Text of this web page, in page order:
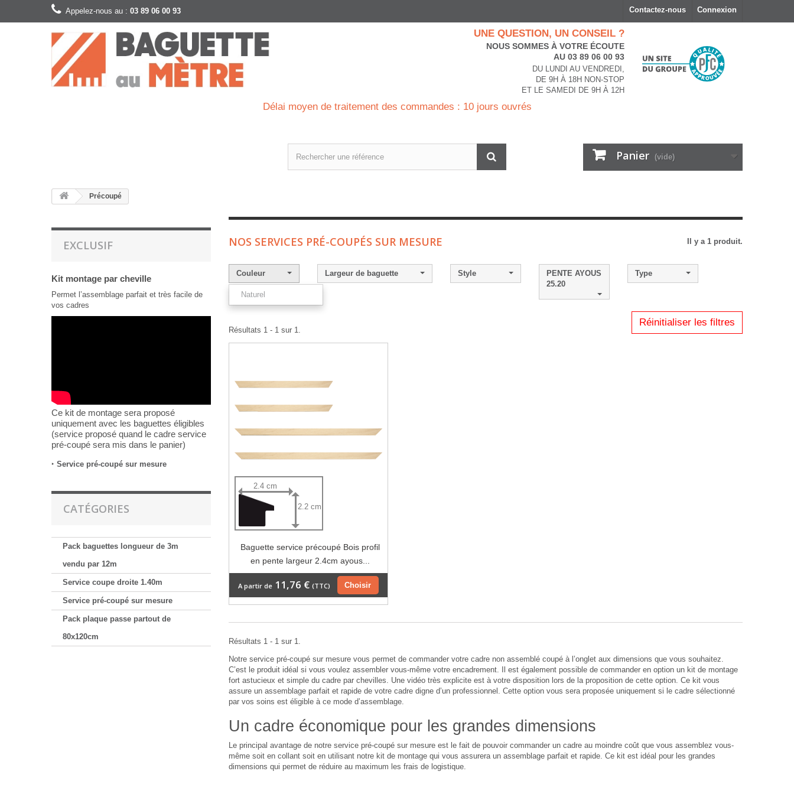
Connexion
Contactez-nous
Appelez-nous au : 03 89 06 00 93
UNE QUESTION, UN CONSEIL ?
NOUS SOMMES À VOTRE ÉCOUTE
AU 03 89 06 00 93
DU LUNDI AU VENDREDI,
DE 9H À 18H NON-STOP
ET LE SAMEDI DE 9H À 12H
Délai moyen de traitement des commandes : 10 jours ouvrés
Panier (vide)
Précoupé
EXCLUSIF
Kit montage par cheville
Permet l’assemblage parfait et très facile de
vos cadres
Ce kit de montage sera proposé
uniquement avec les baguettes éligibles
(service proposé quand le cadre service
pré-coupé sera mis dans le panier)
‣ Service pré-coupé sur mesure
CATÉGORIES
Pack baguettes longueur de 3m
vendu par 12m
Service coupe droite 1.40m
Service pré-coupé sur mesure
Pack plaque passe partout de
80x120cm
NOS SERVICES PRÉ-COUPÉS SUR MESURE Il y a 1 produit.
Couleur
Naturel
Largeur de baguette Style
PENTE AYOUS
25.20
Type
Réinitialiser les filtres
Résultats 1 - 1 sur 1.
2.4 cm
2.2 cm
Baguette service précoupé Bois profil
en pente largeur 2.4cm ayous...
Choisir
A partir de 11,76 € (TTC)
Résultats 1 - 1 sur 1.
Notre service pré-coupé sur mesure vous permet de commander votre cadre non assemblé coupé à l’onglet aux dimensions que vous souhaitez.
C’est le produit idéal si vous voulez assembler vous-même votre encadrement. Il est également possible de commander en option un kit de montage
fort astucieux et simple du cadre par chevilles. Une vidéo très explicite est à votre disposition lors de la proposition de cette option. Ce kit vous
assure un assemblage parfait et rapide de votre cadre digne d’un professionnel. Cette option vous sera proposée uniquement si le cadre sélectionné
par vos soins est éligible à ce mode d’assemblage.
Un cadre économique pour les grandes dimensions
Le principal avantage de notre service pré-coupé sur mesure est le fait de pouvoir commander un cadre au moindre coût que vous assemblez vous-
même soit en collant soit en utilisant notre kit de montage qui vous assurera un assemblage parfait et rapide. Ce kit est idéal pour les grandes
dimensions qui permet de réduire au maximum les frais de logistique.